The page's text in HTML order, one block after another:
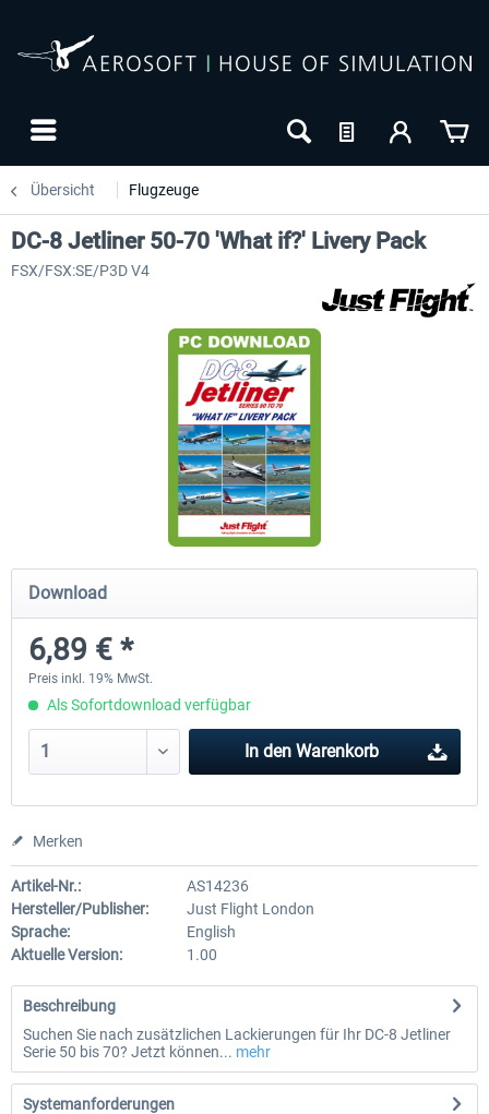
Übersicht Flugzeuge
Airbus Bundle
52,33 € *
iFly Jets - The 737NG for
DC-8 Jetliner 50-70 'What if?' Livery Pack
FSX/FSX:SE/P3D V4
Download
6,89 € *
Preis inkl. 19% MwSt.
Als Sofortdownload verfügbar
In den Warenkorb
Merken
Artikel-Nr.:
AS14236
Hersteller/Publisher:
Just Flight London
Sprache:
English
Aktuelle Version:
1.00
Beschreibung
Suchen Sie nach zusätzlichen Lackierungen für Ihr DC-8 Jetliner
Serie 50 bis 70? Jetzt können... mehr
Systemanforderungen